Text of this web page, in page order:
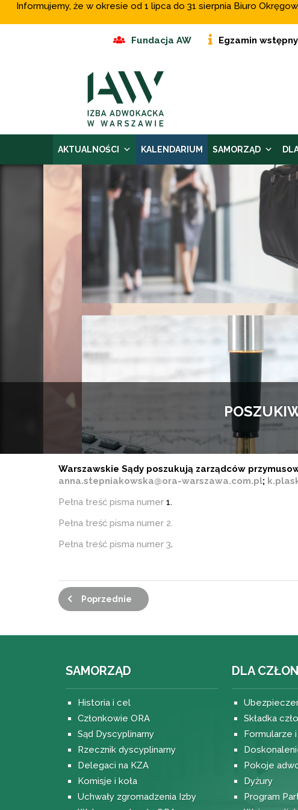
Informujemy, że w okresie od 1 lipca do 31 sierpnia Biuro
Fundacja AW Egzamin
AKTUALNOŚCI KALENDARIUM SAMORZĄD
Warszawskie Sądy poszukują zarządców
anna.stepniakowska@ora-warszawa.com.pl;
Pełna treść pisma numer 1.
Pełna treść pisma numer 2.
Pełna treść pisma numer 3.
Poprzednie
SAMORZĄD
Historia i cel
Członkowie ORA
Sąd Dyscyplinarny
Rzecznik dyscyplinarny
Delegaci na KZA
Komisje i koła
Uchwały zgromadzenia Izby
DLA
Składka
Formularze
Pokoje
Dyżury
Program